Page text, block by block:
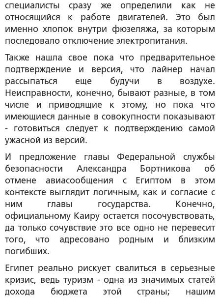
специалисты сразу же определили как не
относящийся к работе двигателей. Это был
именно хлопок внутри фюзеляжа, за которым
последовало отключение электропитания.
Также нашла свое пока что предварительное
подтверждение и версия, что лайнер начал
рассыпаться еще будучи в воздухе.
Неисправности, конечно, бывают разные, в том
числе и приводящие к этому, но пока что
имеющиеся данные в совокупности показывают
- готовиться следует к подтверждению самой
ужасной из версий.
И предложение главы Федеральной службы
безопасности Александра Бортникова об
отмене авиасообщения с Египтом в этом
контексте выглядит логичным, как и согласие с
ним главы государства. Конечно,
официальному Каиру остается посочувствовать,
да только сочувствие это все одно не перевесит
того, что адресовано родным и близким
погибших.
Египет реально рискует свалиться в серьезные
кризис, ведь туризм - одна из значимых статей
дохода бюджета этой страны; нашим